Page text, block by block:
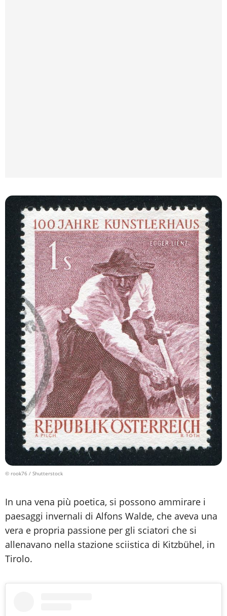
© rook76 / Shutterstock
In una vena più poetica, si possono ammirare i
paesaggi invernali di Alfons Walde, che aveva una
vera e propria passione per gli sciatori che si
allenavano nella stazione sciistica di Kitzbühel, in
Tirolo.